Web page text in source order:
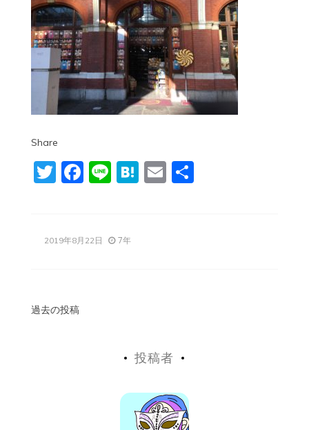
Share
Twitter
Facebook
LineHatena
Email
共
2019年8月22日 7年
投
過去の投稿
投稿者